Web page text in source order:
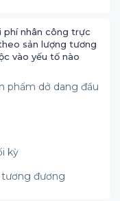
phí nhân công trực
sản lượng tương
vào yếu tố nào
phẩm dở dang đầu
kỳ
tương đương